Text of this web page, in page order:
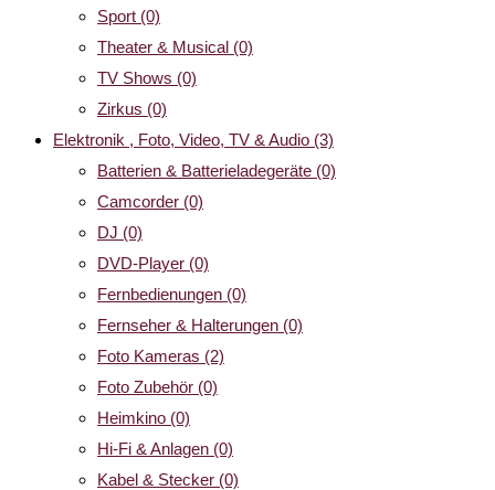
Sport (0)
Theater & Musical (0)
TV Shows (0)
Zirkus (0)
Elektronik , Foto, Video, TV & Audio (3)
Batterien & Batterieladegeräte (0)
Camcorder (0)
DJ (0)
DVD-Player (0)
Fernbedienungen (0)
Fernseher & Halterungen (0)
Foto Kameras (2)
Foto Zubehör (0)
Heimkino (0)
Hi-Fi & Anlagen (0)
Kabel & Stecker (0)